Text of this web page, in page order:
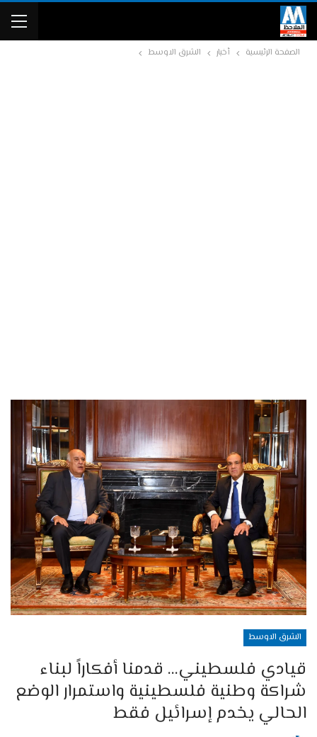
الصفحة الرئيسية أخبار الشرق الاوسط
الشرق الاوسط
قيادي فلسطيني… قدمنا أفكاراً لبناء
شراكة وطنية فلسطينية واستمرار الوضع
الحالي يخدم إسرائيل فقط